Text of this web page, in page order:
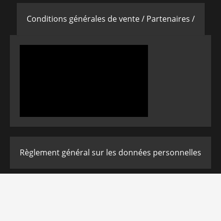
Conditions générales de vente / Partenaires /
Règlement général sur les données personnelles